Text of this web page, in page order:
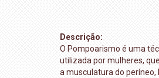
Descrição:
O Pompoarismo é uma
utilizada por mulheres,
a musculatura do períneo,